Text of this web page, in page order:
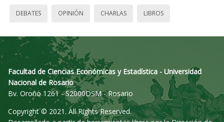
DEBATES OPINIÓN CHARLAS LIBROS
Facultad de Ciencias Económicas y Estadística - Universidad
Nacional de Rosario
Bv. Oroño 1261 - S2000DSM - Rosario
Copyright © 2021. All Rights Reserved.